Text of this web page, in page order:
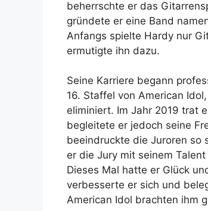
beherrschte er das
gründete er eine Band
Anfangs spielte Hardy nur
ermutigte ihn dazu.
Seine Karriere begann
16. Staffel von American
eliminiert. Im Jahr 2019 trat
begleitete er jedoch seine
beeindruckte die Juroren so
er die Jury mit seinem
Dieses Mal hatte er Glück
verbesserte er sich und
American Idol brachten ihm